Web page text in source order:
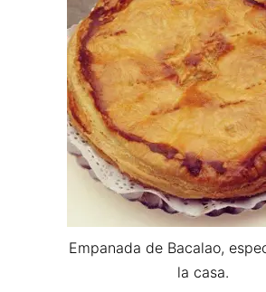
Empanada de Bacalao,
la casa.